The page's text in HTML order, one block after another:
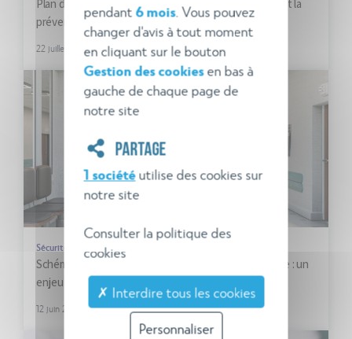
Plan d’opération interne : un outil pour l’organisation et la
prévention des accidents graves
22 juillet 2024
Sécurité incendie
Schéma d’organisation de la sécurité en cas d’incendie : un
enjeu pour les établissements de soins
12 juin 2024
pendant6 mois. Vous pouvez
changer d'avis à tout moment
en cliquant sur le bouton
Gestion des cookiesen bas à
gauche de chaque page de
notre site
PARTAGE
1 sociétéutilise des cookies sur
notre site
Consulter la politique des
cookies
✗ Interdire tous les cookies
Personnaliser